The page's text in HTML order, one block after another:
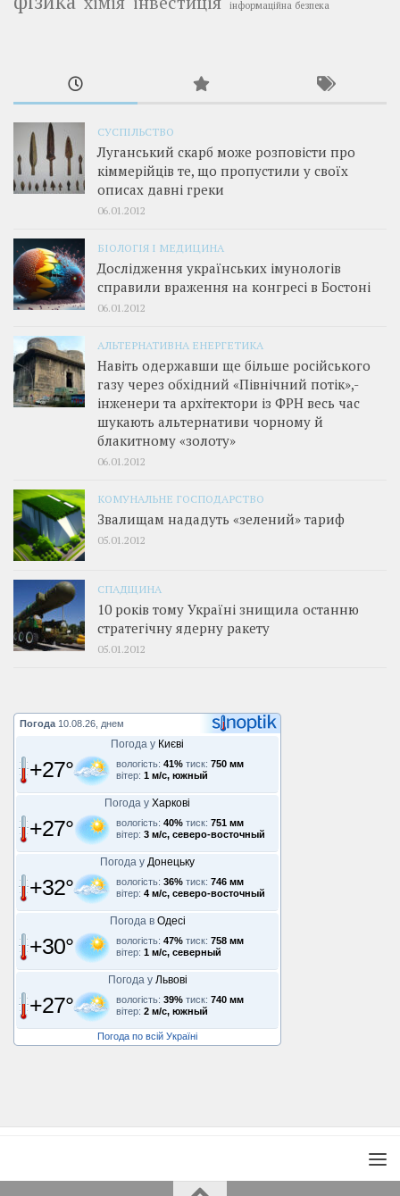
інформаційна безпека
СУСПІЛЬСТВО
Луганський скарб може розповісти про
кіммерійців те, що пропустили у своїх
описах давні греки
06.01.2012
БІОЛОГІЯ І МЕДИЦИНА
Дослідження українських імунологів
справили враження на конгресі в Бостоні
06.01.2012
АЛЬТЕРНАТИВНА ЕНЕРГЕТИКА
Навіть одержавши ще більше російського
газу через обхідний «Північний потік»,­
інженери та архітектори із ФРН весь час
шукають альтернативи чорному й
блакитному «золоту»
06.01.2012
КОМУНАЛЬНЕ ГОСПОДАРСТВО
Звалищам нададуть «зелений» тариф
05.01.2012
СПАДЩИНА
10 років тому Україні знищила останню
стратегічну ядерну ракету
05.01.2012
Погода 10.08.26, днем
Погода у Києві
+27° вологість: 41% тиск: 750 мм
вітер: 1 м/с, южный
Погода у Харкові
+27° вологість: 40% тиск: 751 мм
вітер: 3 м/с, северо-восточный
Погода у Донецьку
+32° вологість: 36% тиск: 746 мм
вітер: 4 м/с, северо-восточный
Погода в Одесі
+30° вологість: 47% тиск: 758 мм
вітер: 1 м/с, северный
Погода у Львові
+27° вологість: 39% тиск: 740 мм
вітер: 2 м/с, южный
Погода по всій Україні